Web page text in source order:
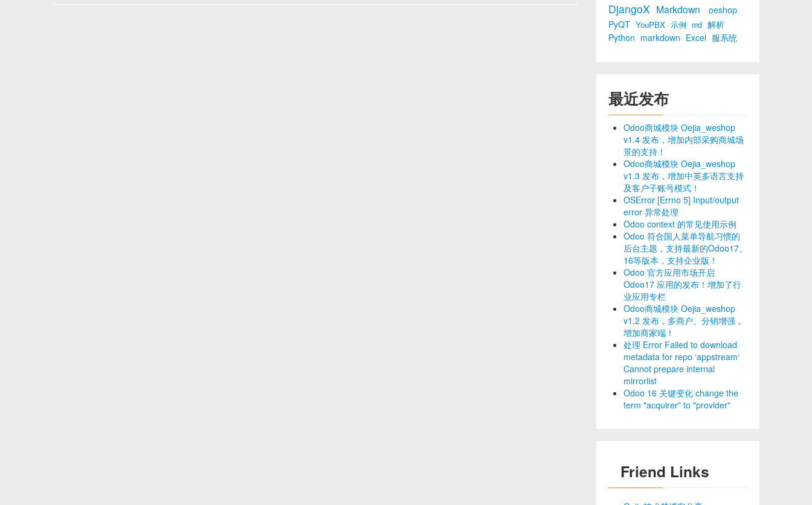
DjangoX Markdown
oeshop
PyQT YouPBX 示例 md 解析
Python markdown Excel 服系统
最近发布
Odoo商城模块 Oejia_weshop
v1.4 发布，增加内部采购商城场
景的支持！
Odoo商城模块 Oejia_weshop
v1.3 发布，增加中英多语言支持
及客户子账号模式！
OSError [Errno 5] Input/output
error 异常处理
Odoo context 的常见使用示例
Odoo 符合国人菜单导航习惯的
后台主题，支持最新的Odoo17、
16等版本，支持企业版！
Odoo 官方应用市场开启
Odoo17 应用的发布！增加了行
业应用专栏
Odoo商城模块 Oejia_weshop
v1.2 发布，多商户、分销增强，
增加商家端！
处理 Error Failed to download
metadata for repo ‘appstream‘
Cannot prepare internal
mirrorlist
Odoo 16 关键变化 change the
term "acquirer" to "provider"
Friend Links